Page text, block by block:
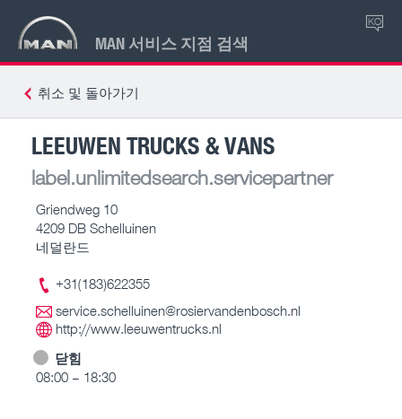
MAN 서비스 지점 검색
KO
취소 및 돌아가기
LEEUWEN TRUCKS & VANS
label.unlimitedsearch.servicepartner
Griendweg 10
4209 DB Schelluinen
네덜란드
+31(183)622355
service.schelluinen@rosiervandenbosch.nl
http://www.leeuwentrucks.nl
닫힘
08:00 – 18:30